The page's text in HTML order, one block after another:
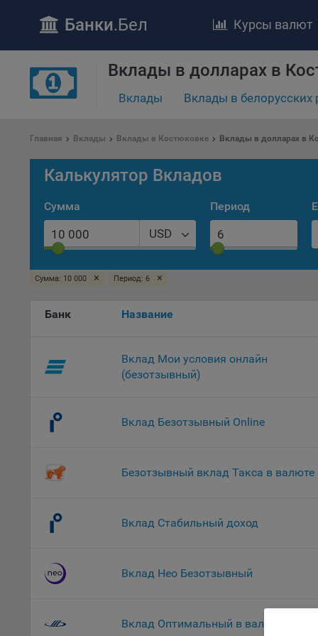
На
Банки.Бел Курсы валют
Вклады в долларах в
Вклады Вклады в белорусских
Главная Вклады Вклады в Костюковке Вклады в долларах в
Калькулятор Вкладов
Сумма
USD
Период
Сумма: 10 000 × Период: 6 ×
Банк Название
Вклад Мои условия онлайн
(безотзывный)
Вклад Безотзывный Online
Безотзывный вклад Такса в валюте
Вклад Стабильный доход
Вклад Нео Безотзывный
Вклад Оптимальный в валюте